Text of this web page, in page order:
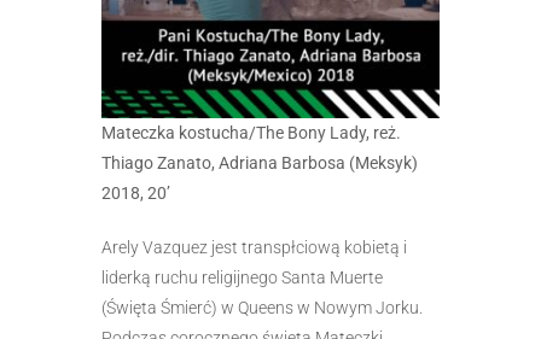
Mateczka kostucha/The Bony Lady, reż.
Thiago Zanato, Adriana Barbosa (Meksyk)
2018, 20’
Arely Vazquez jest transpłciową kobietą i
liderką ruchu religijnego Santa Muerte
(Święta Śmierć) w Queens w Nowym Jorku.